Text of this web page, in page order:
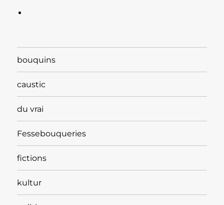
bouquins
caustic
du vrai
Fessebouqueries
fictions
kultur